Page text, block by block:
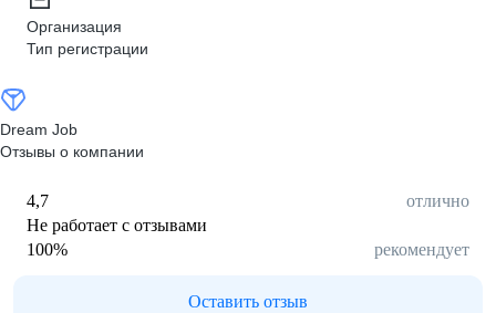
Организация
Тип регистрации
Dream Job
Отзывы о компании
4,7
отлично
Не работает с отзывами
100% рекомендует
Оставить отзыв